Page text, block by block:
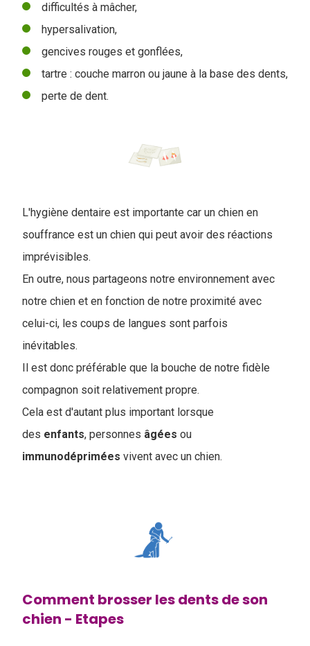
difficultés à mâcher,
hypersalivation,
gencives rouges et gonflées,
tartre : couche marron ou jaune à la base des dents,
perte de dent.
L'hygiène dentaire est importante car un chien en
souffrance est un chien qui peut avoir des réactions
imprévisibles.
En outre, nous partageons notre environnement avec
notre chien et en fonction de notre proximité avec
celui-ci, les coups de langues sont parfois
inévitables.
Il est donc préférable que la bouche de notre fidèle
compagnon soit relativement propre.
Cela est d'autant plus important lorsque
des enfants, personnes âgées ou
immunodéprimées vivent avec un chien.
Comment brosser les dents de son
chien - Etapes